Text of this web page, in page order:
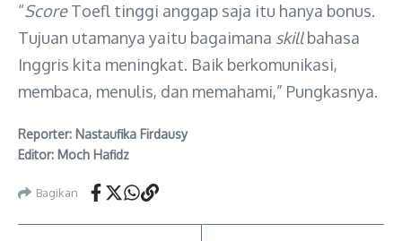
“ScoreToefl tinggi anggap saja itu hanya bonus.
Tujuan utamanya yaitu bagaimana skillbahasa
Inggris kita meningkat. Baik berkomunikasi,
membaca, menulis, dan memahami,” Pungkasnya.
Reporter: Nastaufika Firdausy
Editor: Moch Hafidz
Bagikan